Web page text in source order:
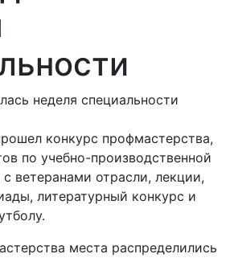
неделя специальности
конкурс профмастерства,
по учебно-производственной
с ветеранами отрасли, лекции,
литературный конкурс и
места распределились